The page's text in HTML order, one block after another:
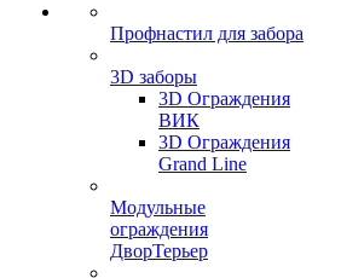
Профнастил для забора
3D заборы
3D Ограждения
ВИК
3D Ограждения
Grand Line
Модульные
ограждения
ДворТерьер